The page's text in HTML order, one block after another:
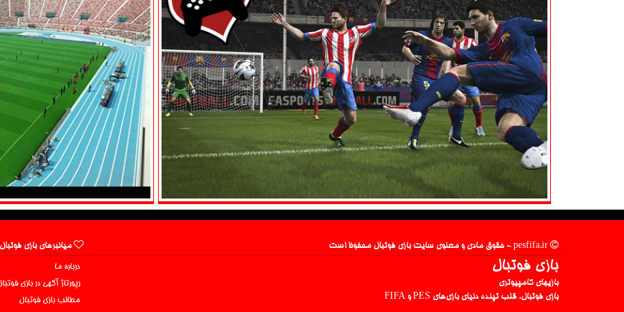
بازی فوتبال
بازیهای کامپیوتری
بازی فوتبال، قلب تپنده دنیای بازی‌های PES و FIFA
میانبرهای بازی
درباره ما
رپورتاژ آگهی در بازی
مطالب بازی فوتبال